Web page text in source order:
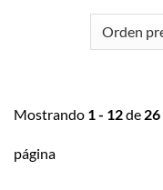
Mostrando 1 - 12de 26
página